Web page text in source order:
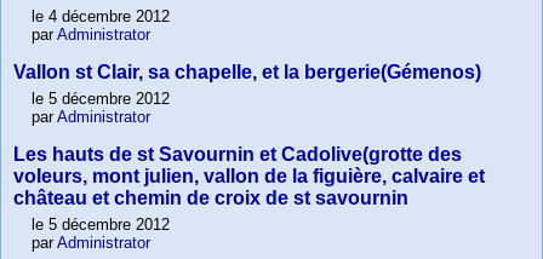
le 4 décembre 2012
parAdministrator
Vallon st Clair, sa chapelle, et la bergerie(Gémenos)
le 5 décembre 2012
parAdministrator
Les hauts de st Savournin et Cadolive(grotte des
voleurs, mont julien, vallon de la figuière, calvaire et
château et chemin de croix de st savournin
le 5 décembre 2012
parAdministrator